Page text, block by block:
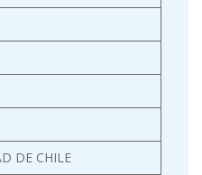
DE CHILE